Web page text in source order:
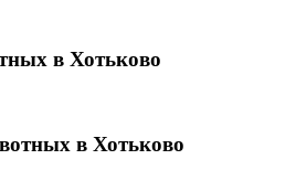
в Хотьково
в Хотьково